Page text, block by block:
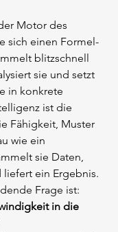
Motor des
sich einen Formel-
blitzschnell
sie und setzt
in konkrete
ist die
Fähigkeit, Muster
wie ein
sie Daten,
ein Ergebnis.
Frage ist:
in die